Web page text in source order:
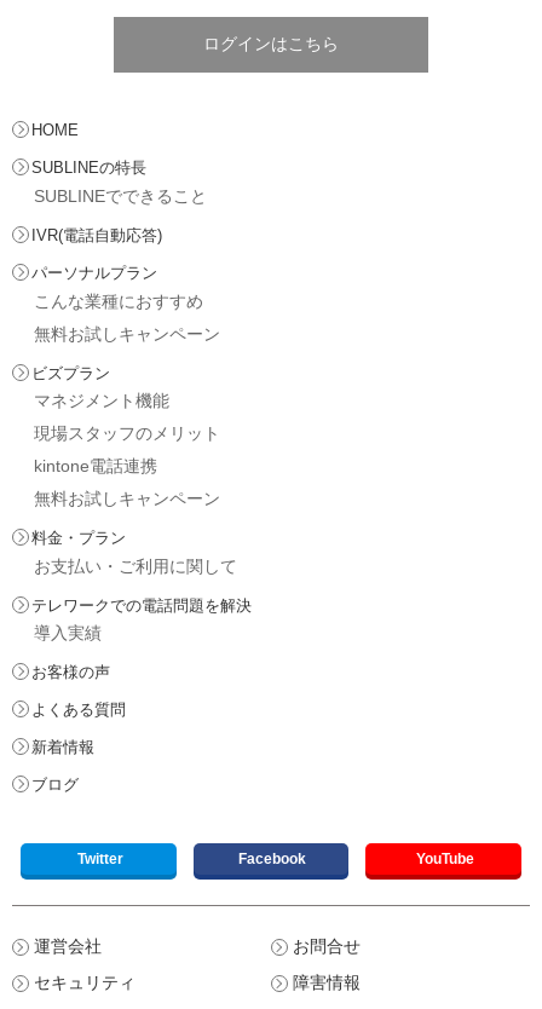
ログインはこちら
HOME
SUBLINEの特長
SUBLINEでできること
IVR(電話自動応答)
パーソナルプラン
こんな業種におすすめ
無料お試しキャンペーン
ビズプラン
マネジメント機能
現場スタッフのメリット
kintone電話連携
無料お試しキャンペーン
料金・プラン
お支払い・ご利用に関して
テレワークでの電話問題を解決
導入実績
お客様の声
よくある質問
新着情報
ブログ
Twitter Facebook YouTube
運営会社
セキュリティ
お問合せ
障害情報